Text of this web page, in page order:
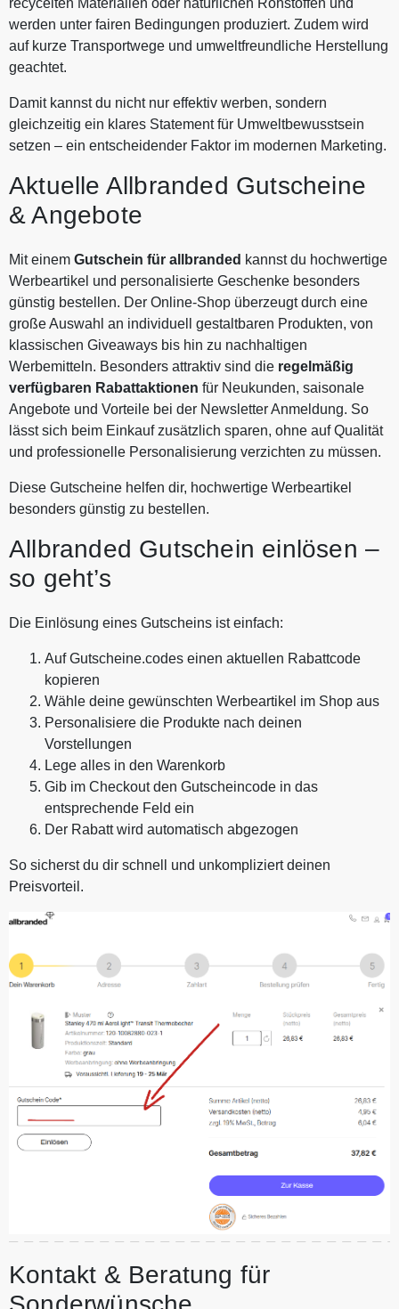
werden unter fairen Bedingungen produziert. Zudem wird
auf kurze Transportwege und umweltfreundliche Herstellung
geachtet.
Damit kannst du nicht nur effektiv werben, sondern
gleichzeitig ein klares Statement für Umweltbewusstsein
setzen – ein entscheidender Faktor im modernen Marketing.
Aktuelle Allbranded Gutscheine
& Angebote
Mit einem Gutschein für allbranded kannst du hochwertige
Werbeartikel und personalisierte Geschenke besonders
günstig bestellen. Der Online-Shop überzeugt durch eine
große Auswahl an individuell gestaltbaren Produkten, von
klassischen Giveaways bis hin zu nachhaltigen
Werbemitteln. Besonders attraktiv sind die regelmäßig
verfügbaren Rabattaktionen für Neukunden, saisonale
Angebote und Vorteile bei der Newsletter Anmeldung. So
lässt sich beim Einkauf zusätzlich sparen, ohne auf Qualität
und professionelle Personalisierung verzichten zu müssen.
Diese Gutscheine helfen dir, hochwertige Werbeartikel
besonders günstig zu bestellen.
Allbranded Gutschein einlösen –
so geht’s
Die Einlösung eines Gutscheins ist einfach:
Auf Gutscheine.codes einen aktuellen Rabattcode
kopieren
Wähle deine gewünschten Werbeartikel im Shop aus
Personalisiere die Produkte nach deinen
Vorstellungen
Lege alles in den Warenkorb
Gib im Checkout den Gutscheincode in das
entsprechende Feld ein
Der Rabatt wird automatisch abgezogen
So sicherst du dir schnell und unkompliziert deinen
Preisvorteil.
Kontakt & Beratung für